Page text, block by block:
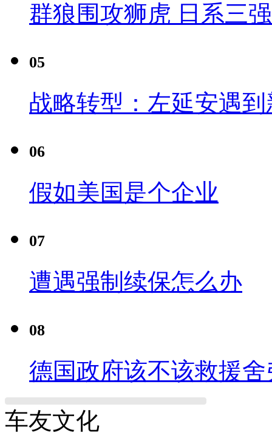
群狼围攻狮虎 日系三
05
战略转型：左延安遇
06
假如美国是个企业
07
遭遇强制续保怎么办
08
德国政府该不该救援舍
车友文化